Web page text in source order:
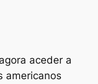
aceder a
americanos